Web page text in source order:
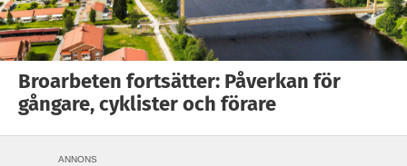
Broarbeten fortsätter: Påverkan för
gångare, cyklister och förare
ANNONS